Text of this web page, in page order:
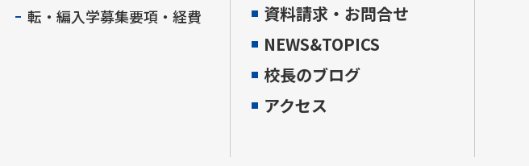
転・編入学募集要項・経費
資料請求・お問合せ
NEWS&TOPICS
校長のブログ
アクセス